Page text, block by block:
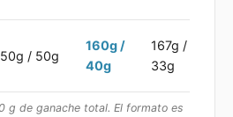
g / 50g
160g /
40g
167g /
33g
g de ganache total. El formato es